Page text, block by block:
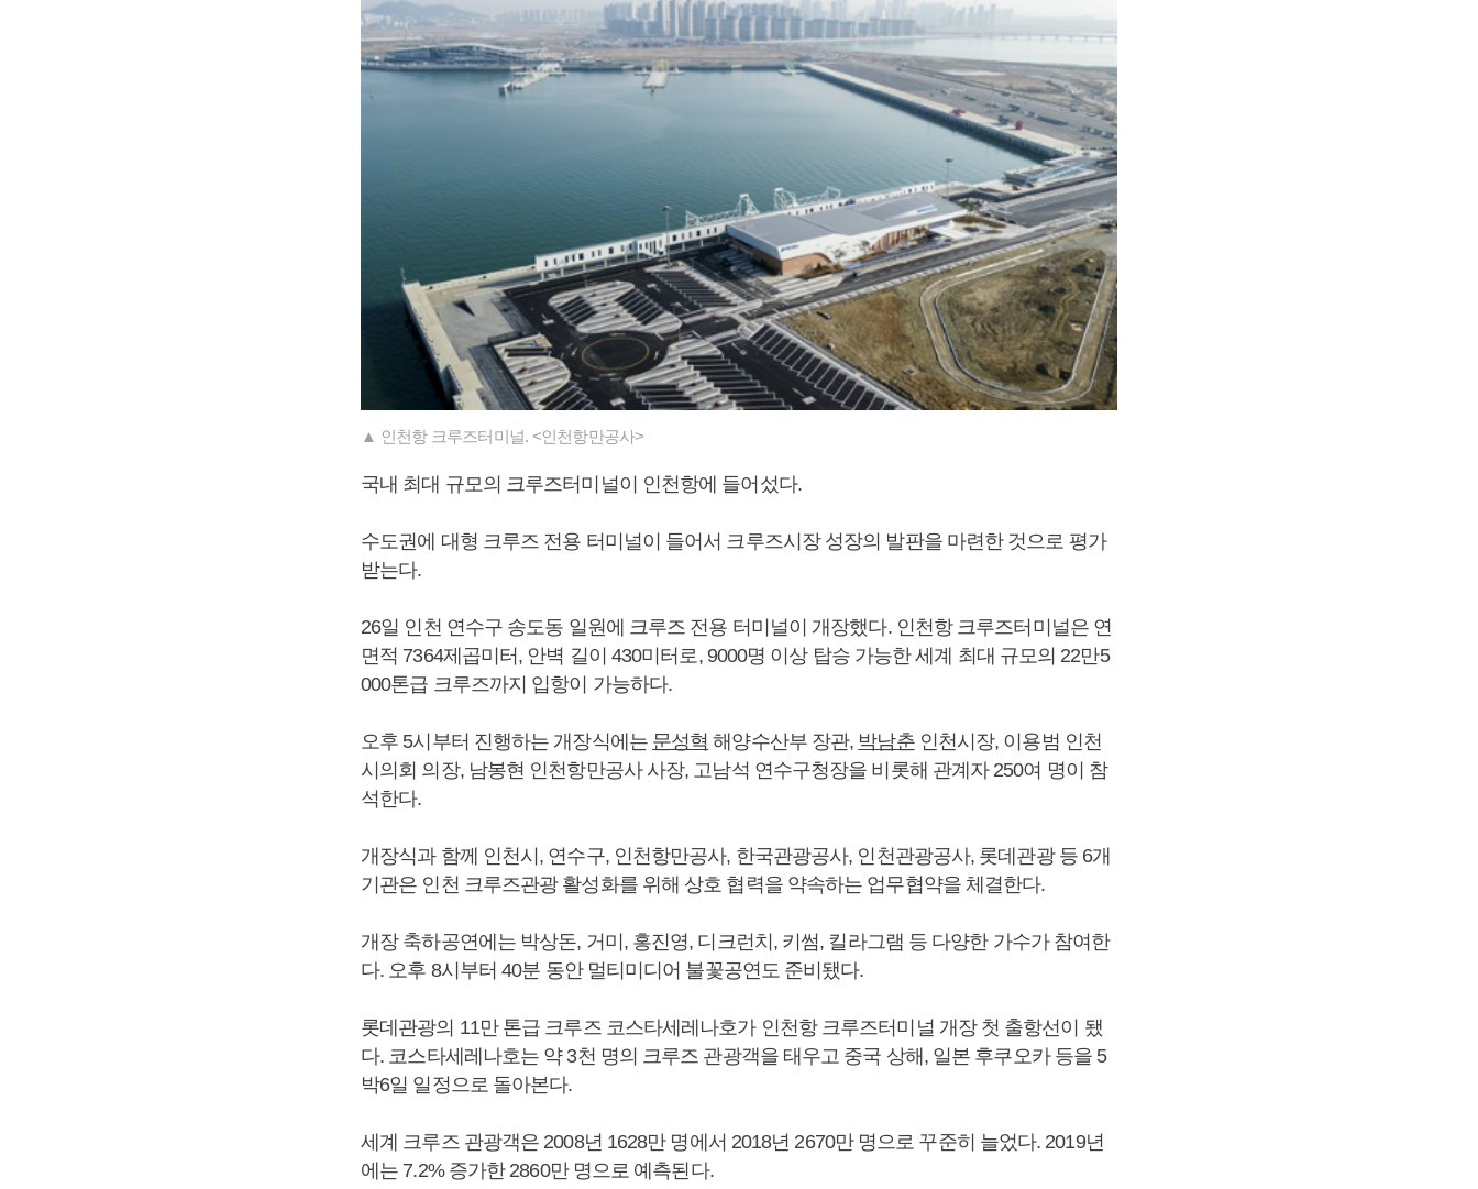
▲ 인천항 크루즈터미널. <인천항만공사>
국내 최대 규모의 크루즈터미널이 인천항에 들어섰다.
수도권에 대형 크루즈 전용 터미널이 들어서 크루즈시장 성장의 발판을 마련한 것으로 평가
받는다.
26일 인천 연수구 송도동 일원에 크루즈 전용 터미널이 개장했다. 인천항 크루즈터미널은 연
면적 7364제곱미터, 안벽 길이 430미터로, 9000명 이상 탑승 가능한 세계 최대 규모의 22만5
000톤급 크루즈까지 입항이 가능하다.
오후 5시부터 진행하는 개장식에는 문성혁 해양수산부 장관, 박남춘인천시장, 이용범 인천
시의회 의장, 남봉현 인천항만공사 사장, 고남석 연수구청장을 비롯해 관계자 250여 명이 참
석한다.
개장식과 함께 인천시, 연수구, 인천항만공사, 한국관광공사, 인천관광공사, 롯데관광 등 6개
기관은 인천 크루즈관광 활성화를 위해 상호 협력을 약속하는 업무협약을 체결한다.
개장 축하공연에는 박상돈, 거미, 홍진영, 디크런치, 키썸, 킬라그램 등 다양한 가수가 참여한
다. 오후 8시부터 40분 동안 멀티미디어 불꽃공연도 준비됐다.
롯데관광의 11만 톤급 크루즈 코스타세레나호가 인천항 크루즈터미널 개장 첫 출항선이 됐
다. 코스타세레나호는 약 3천 명의 크루즈 관광객을 태우고 중국 상해, 일본 후쿠오카 등을 5
박6일 일정으로 돌아본다.
세계 크루즈 관광객은 2008년 1628만 명에서 2018년 2670만 명으로 꾸준히 늘었다. 2019년
에는 7.2% 증가한 2860만 명으로 예측된다.